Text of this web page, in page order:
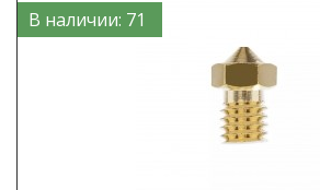
В наличии: 71